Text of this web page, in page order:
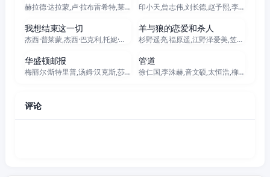
赫拉德·达拉蒙,卢·拉布雷希特,莱昂·洛雷亚,蒂博·德·蒙塔朗贝尔,Clémentine Baert,Artus,马吕斯·布里夫特,Vanessa David,洛朗·巴图,Marie-Sohna Condé,Rodolphe Sand,Véronique Boulanger,Maxime Jullia,Alexandre Brik,Arnaud Poivre d,Arvor,Alexandra Vorillon,Laurence Facelina,Séverine Warneys,Evelyne Cerv 印小天,曾志伟,刘长德,赵予熙,李思博,王略涛,王抒丹,巴萨姆·哈亚提,梁天,石兆琪,吕一丁,李学政,涓子,王侃
正片
我想结束这一切
杰西·普莱蒙,杰西·巴克利,托妮·科莱特,大卫·休里斯,盖伊·博伊德,哈德莉·罗宾逊,格斯·伯尼,艾比·奎因,蔻碧·米纳菲,安东尼·格拉索,泰迪·库卢卡,杰森·拉尔夫,奥利弗·普莱特,弗雷德里克·沃丁,瑞恩·斯蒂尔
正片
羊与狼的恋爱和杀人
杉野遥亮,福原遥,江野泽爱美,笠松将,清水尚弥,江口德子
正片
华盛顿邮报
梅丽尔·斯特里普,汤姆·汉克斯,莎拉·保罗森,鲍勃·奥登科克,崔西·莱茨,布莱德利·惠特福德,布鲁斯·格林伍德,马修·瑞斯,爱丽森·布里,凯莉·库恩,杰西·普莱蒙,大卫·克罗斯,扎克·伍兹,帕特·希利,约翰·鲁,里克·霍姆斯,菲利普·卡斯诺夫,杰茜·缪勒,斯塔克·桑德斯,迈克尔·西里尔·克赖顿,威尔·丹顿,迪尔德丽·罗夫乔,迈克尔·斯图巴
正片
管道
徐仁国,李洙赫,音文硕,太恒浩,柳圣贤,裴侑蓝
评论